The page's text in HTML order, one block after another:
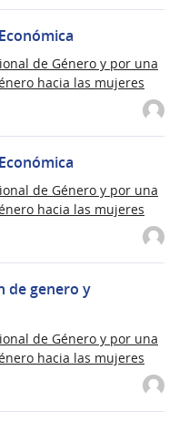
de Género y por una
hacia las mujeres
de Género y por una
hacia las mujeres
de genero y
de Género y por una
hacia las mujeres